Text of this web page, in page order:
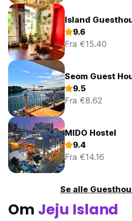
Island
9.6
Fra €15.40
Seom Guest
9.5
Fra €8.62
MIDO Hostel
9.4
Fra €14.16
Se alle
Om Jeju Island